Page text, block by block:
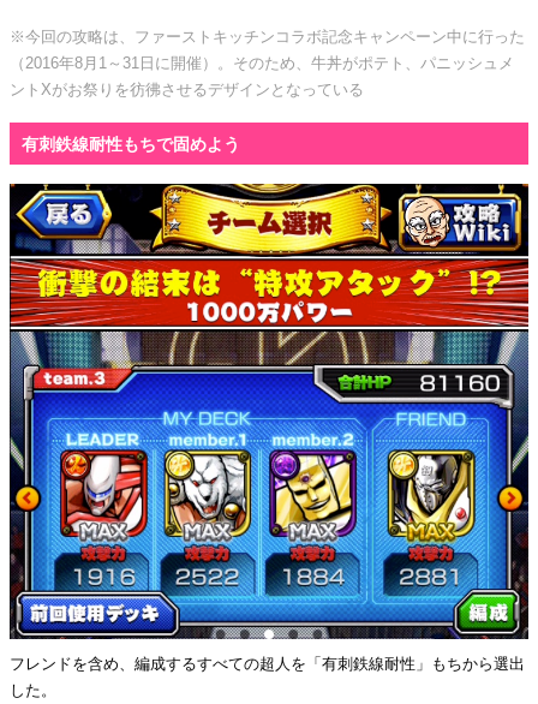
※今回の攻略は、ファーストキッチンコラボ記念キャンペーン中に行った
（2016年8月1～31日に開催）。そのため、牛丼がポテト、パニッシュメ
ントXがお祭りを彷彿させるデザインとなっている
有刺鉄線耐性もちで固めよう
フレンドを含め、編成するすべての超人を「有刺鉄線耐性」もちから選出
した。